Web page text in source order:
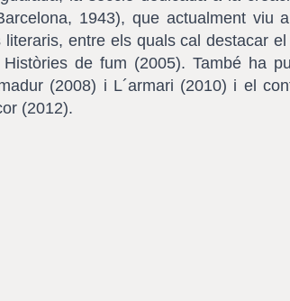
1943), que actualment viu
literaris, entre els quals cal destacar
de fum (2005). També ha
(2008) i L´armari (2010) i el
(2012).